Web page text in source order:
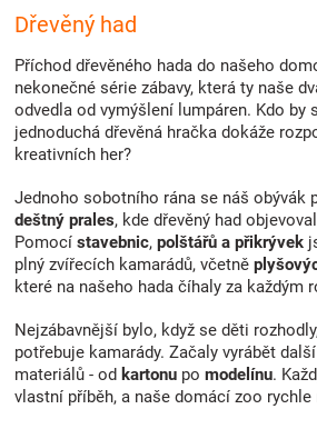
p
r
v
k
y
ý
p
i
s
u
Dřevěný had
Příchod dřevěného hada do našeho
nekonečné série zábavy, která ty naše
odvedla od vymýšlení lumpáren. Kdo by
jednoduchá dřevěná hračka dokáže
kreativních her?
Jednoho sobotního rána se náš obývák
deštný prales, kde dřevěný had
Pomocí stavebnic, polštářů a přikrývek
plný zvířecích kamarádů, včetně
které na našeho hada číhaly za každým
Nejzábavnější bylo, když se děti
potřebuje kamarády. Začaly vyrábět
materiálů - od kartonu po modelínu.
vlastní příběh, a naše domácí zoo rychle